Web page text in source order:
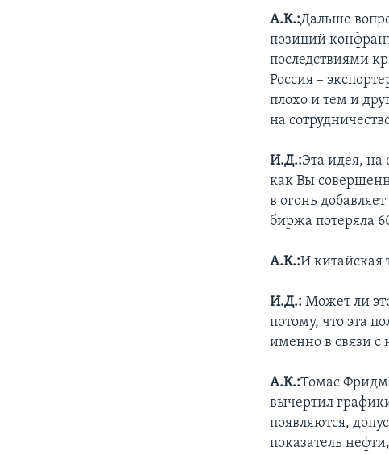
А.К.:Дальше
позиций
последствиями
Россия –
плохо и тем и
на
И.Д.:Эта идея, на
как Вы
в огонь
биржа потеряла
А.К.:И китайская
И.Д.:Может ли
потому, что эта
именно в связи с
А.К.:Томас
вычертил
появляются,
показатель